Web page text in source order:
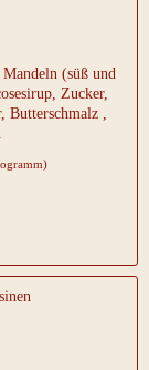
(süß und
Zucker,
,